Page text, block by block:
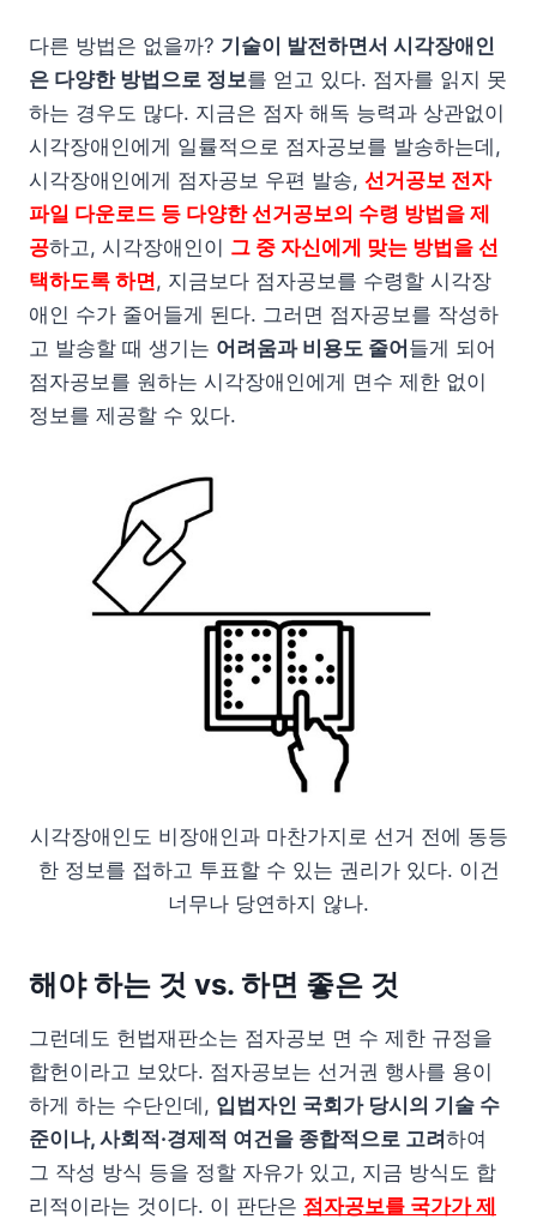
다른 방법은 없을까? 기술이 발전하면서 시각장애인
은 다양한 방법으로 정보를 얻고 있다. 점자를 읽지 못
하는 경우도 많다. 지금은 점자 해독 능력과 상관없이
시각장애인에게 일률적으로 점자공보를 발송하는데,
시각장애인에게 점자공보 우편 발송, 선거공보 전자
파일 다운로드 등 다양한 선거공보의 수령 방법을 제
공하고, 시각장애인이 그 중 자신에게 맞는 방법을 선
택하도록 하면, 지금보다 점자공보를 수령할 시각장
애인 수가 줄어들게 된다. 그러면 점자공보를 작성하
고 발송할 때 생기는 어려움과 비용도 줄어 들게 되어
점자공보를 원하는 시각장애인에게 면수 제한 없이
정보를 제공할 수 있다.
시각장애인도 비장애인과 마찬가지로 선거 전에 동등
한 정보를 접하고 투표할 수 있는 권리가 있다. 이건
너무나 당연하지 않나.
해야 하는 것 vs. 하면 좋은 것
그런데도 헌법재판소는 점자공보 면 수 제한 규정을
합헌이라고 보았다. 점자공보는 선거권 행사를 용이
하게 하는 수단인데, 입법자인 국회가 당시의 기술 수
준이나, 사회적·경제적 여건을 종합적으로 고려하여
그 작성 방식 등을 정할 자유가 있고, 지금 방식도 합
리적이라는 것이다. 이 판단은 점자공보를 국가가 제